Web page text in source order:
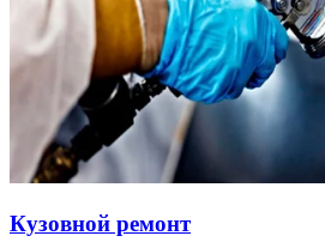
Кузовной ремонт